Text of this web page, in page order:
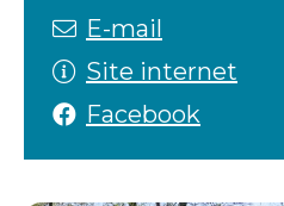
E-mail
Site internet
Facebook